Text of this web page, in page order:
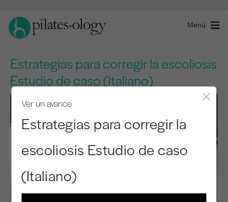
Menú
Estrategias para corregir la escoliosis
Estudio de caso (Italiano)
Ver un avance
Estrategias para corregir la
escoliosis Estudio de caso
(Italiano)